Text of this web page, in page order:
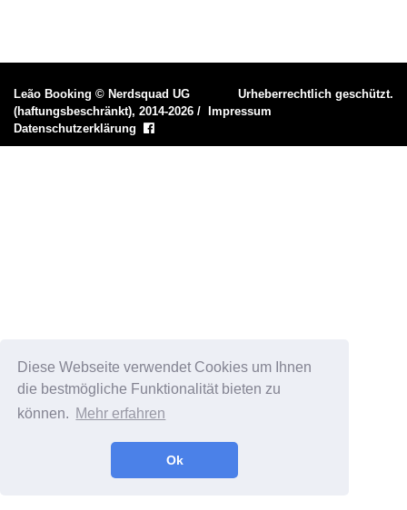
Diese Webseite verwendet Cookies um Ihnen
die bestmögliche Funktionalität bieten zu
können. Mehr erfahren
Ok
Urheberrechtlich geschützt.
Leão Booking © Nerdsquad UG
(haftungsbeschränkt), 2014-2026 /
Impressum
Datenschutzerklärung